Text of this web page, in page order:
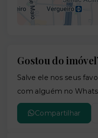
Gostou do
Salve ele nos seus
com alguém no
Compartilhar